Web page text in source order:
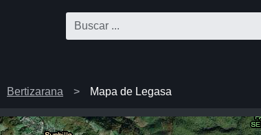
Bertizarana Mapa de Legasa